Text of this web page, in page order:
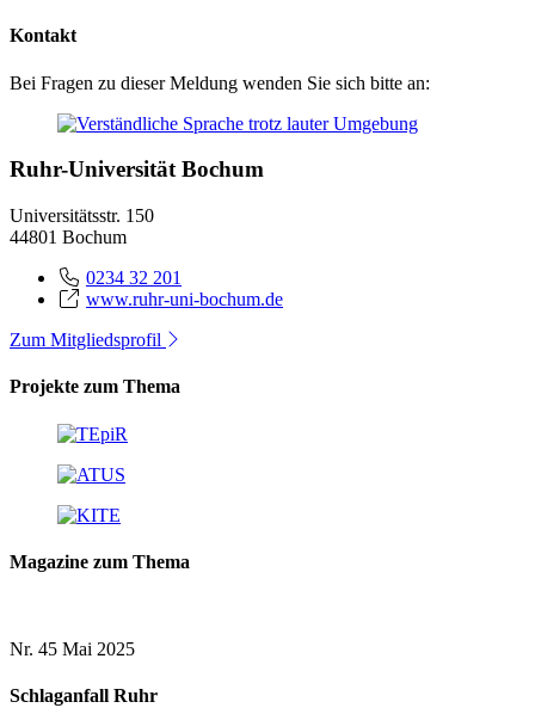
Kontakt
Bei Fragen zu dieser Meldung wenden Sie sich bitte an:
Ruhr-Universität Bochum
Universitätsstr. 150
44801 Bochum
0234 32 201
www.ruhr-uni-bochum.de
Zum Mitgliedsprofil
Projekte zum Thema
Magazine zum Thema
Nr. 45 Mai 2025
Schlaganfall Ruhr